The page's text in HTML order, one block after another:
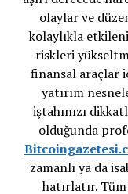
olaylar ve
kolaylıkla
riskleri
finansal araçlar
yatırım
iştahınızı
olduğunda
zamanlı ya da
hatırlatır.